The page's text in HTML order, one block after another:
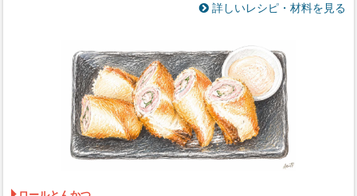
詳しいレシピ・材料を見る